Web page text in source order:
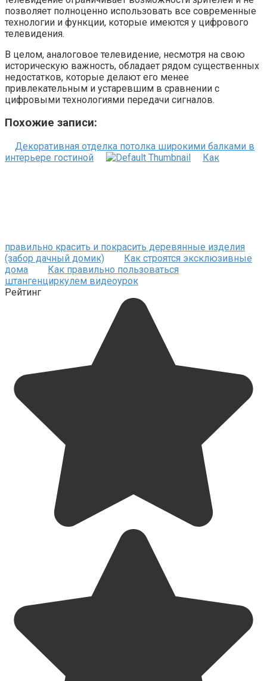
позволяет полноценно использовать все современные
технологии и функции, которые имеются у цифрового
телевидения.
В целом, аналоговое телевидение, несмотря на свою
историческую важность, обладает рядом существенных
недостатков, которые делают его менее
привлекательным и устаревшим в сравнении с
цифровыми технологиями передачи сигналов.
Похожие записи:
Декоративная отделка потолка широкими балками в
интерьере гостиной
Как
правильно красить и покрасить деревянные изделия
(забор дачный домик)
Как строятся эксклюзивные
дома
Как правильно пользоваться
штангенциркулем видеоурок
Рейтинг